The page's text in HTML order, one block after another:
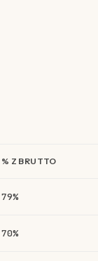
% Z BRUTTO
79%
70%